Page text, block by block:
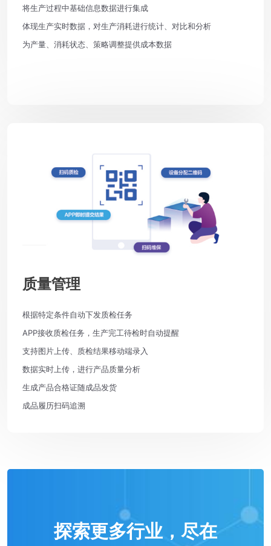
将生产过程中基础信息数据进行集成
体现生产实时数据，对生产消耗进行统计、对比和分析
为产量、消耗状态、策略调整提供成本数据
质量管理
根据特定条件自动下发质检任务
APP接收质检任务，生产完工待检时自动提醒
支持图片上传、质检结果移动端录入
数据实时上传，进行产品质量分析
生成产品合格证随成品发货
成品履历扫码追溯
探索更多行业，尽在